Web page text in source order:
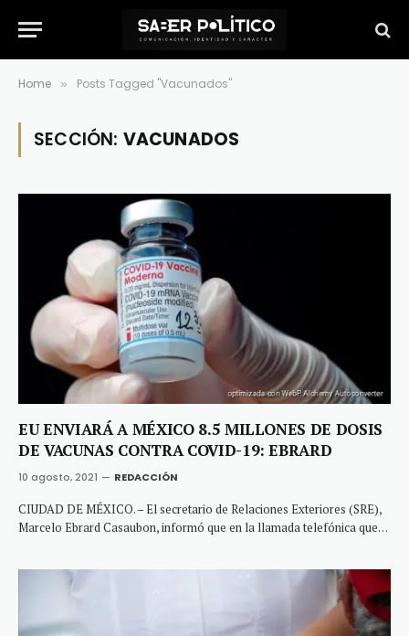
Home » Posts Tagged "Vacunados"
SECCIÓN: VACUNADOS
EU ENVIARÁ A MÉXICO 8.5 MILLONES DE DOSIS
DE VACUNAS CONTRA COVID-19: EBRARD
10 agosto, 2021 REDACCIÓN
CIUDAD DE MÉXICO. – El secretario de Relaciones Exteriores (SRE),
Marcelo Ebrard Casaubon, informó que en la llamada telefónica que…